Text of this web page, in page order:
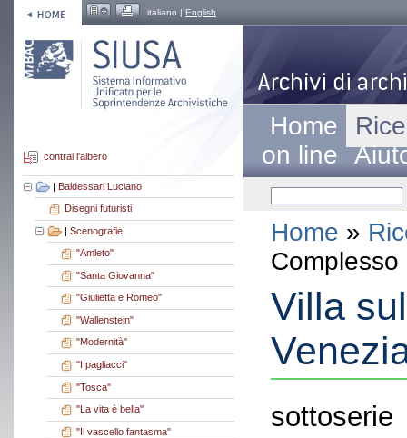
italiano | English
contrai l'albero
| Baldessari Luciano
Disegni futuristi
| Scenografie
"Amleto"
"Santa Giovanna"
"Giulietta e Romeo"
"Wallenstein"
"Modernità"
"I pagliacci"
"Tosca"
"La vita è bella"
"Il vascello fantasma"
Home
on line
Home »
Villa
sottoserie